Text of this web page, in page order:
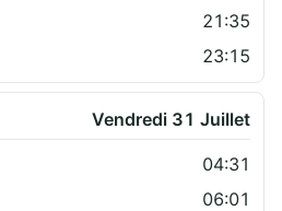
21:35
23:15
Vendredi 31 Juillet
04:31
06:01